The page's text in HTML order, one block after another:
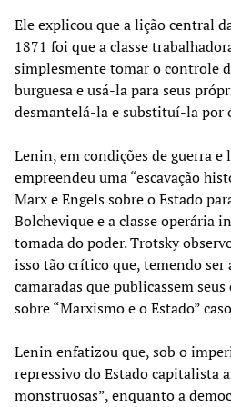
Ele explicou que a lição central
1871 foi que a classe
simplesmente tomar o controle
burguesa e usá-la para seus
desmantelá-la e substituí-la por
Lenin, em condições de guerra
empreendeu uma “escavação
Marx e Engels sobre o Estado
Bolchevique e a classe operária
tomada do poder. Trotsky
isso tão crítico que, temendo ser
camaradas que publicassem
sobre “Marxismo e o Estado”
Lenin enfatizou que, sob o
repressivo do Estado capitalista
monstruosas”, enquanto a